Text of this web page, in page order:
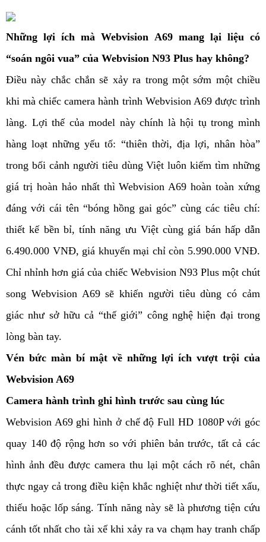
Những lợi ích mà Webvision A69 mang lại liệu có
“soán ngôi vua” của Webvision N93 Plus hay không?
Điều này chắc chắn sẽ xảy ra trong một sớm một chiều
khi mà chiếc camera hành trình Webvision A69 được trình
làng. Lợi thế của model này chính là hội tụ trong mình
hàng loạt những yếu tố: “thiên thời, địa lợi, nhân hòa”
trong bối cảnh người tiêu dùng Việt luôn kiếm tìm những
giá trị hoàn hảo nhất thì Webvision A69 hoàn toàn xứng
đáng với cái tên “bóng hồng gai góc” cùng các tiêu chí:
thiết kế bền bỉ, tính năng ưu Việt cùng giá bán hấp dẫn
6.490.000 VNĐ, giá khuyến mại chỉ còn 5.990.000 VNĐ.
Chỉ nhỉnh hơn giá của chiếc Webvision N93 Plus một chút
song Webvision A69 sẽ khiến người tiêu dùng có cảm
giác như sở hữu cả “thế giới” công nghệ hiện đại trong
lòng bàn tay.
Vén bức màn bí mật về những lợi ích vượt trội của
Webvision A69
Camera hành trình ghi hình trước sau cùng lúc
Webvision A69 ghi hình ở chế độ Full HD 1080P với góc
quay 140 độ rộng hơn so với phiên bản trước, tất cả các
hình ảnh đều được camera thu lại một cách rõ nét, chân
thực ngay cả trong điều kiện khắc nghiệt như thời tiết xấu,
thiếu hoặc lốp sáng. Tính năng này sẽ là phương tiện cứu
cánh tốt nhất cho tài xế khi xảy ra va chạm hay tranh chấp